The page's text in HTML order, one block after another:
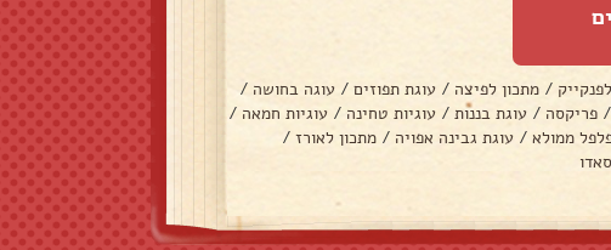
/ מתכון לפיצה / עוגת תפוזים / עוגה בחושה /
/ פריקסה / עוגת בננות / עוגיות טחינה / עוגיות חמאה /
ממולא / עוגת גבינה אפויה / מתכון לאורז /